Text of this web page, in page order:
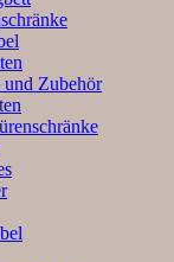
und Zubehör